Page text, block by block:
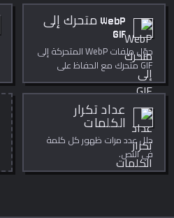
WebP متحرك إلى
GIF
حوّل ملفات WebP المتحركة إلى
GIF متحرك مع الحفاظ على
الإطارات والتوقيت، داخل
المتصفح.
عداد تكرار
الكلمات
حلل عدد مرات ظهور كل كلمة
في النص.